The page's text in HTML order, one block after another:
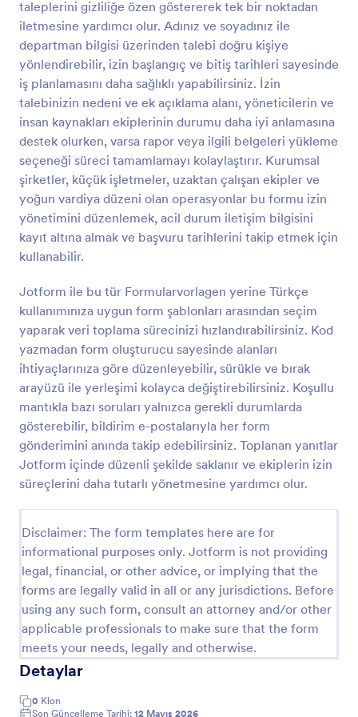
taleplerini gizliliğe özen göstererek tek bir noktadan
iletmesine yardımcı olur. Adınız ve soyadınız ile
departman bilgisi üzerinden talebi doğru kişiye
yönlendirebilir, izin başlangıç ve bitiş tarihleri sayesinde
iş planlamasını daha sağlıklı yapabilirsiniz. İzin
talebinizin nedeni ve ek açıklama alanı, yöneticilerin ve
insan kaynakları ekiplerinin durumu daha iyi anlamasına
destek olurken, varsa rapor veya ilgili belgeleri yükleme
seçeneği süreci tamamlamayı kolaylaştırır. Kurumsal
şirketler, küçük işletmeler, uzaktan çalışan ekipler ve
yoğun vardiya düzeni olan operasyonlar bu formu izin
yönetimini düzenlemek, acil durum iletişim bilgisini
kayıt altına almak ve başvuru tarihlerini takip etmek için
kullanabilir.
Jotform ile bu tür Formularvorlagen yerine Türkçe
kullanımınıza uygun form şablonları arasından seçim
yaparak veri toplama sürecinizi hızlandırabilirsiniz. Kod
yazmadan form oluşturucu sayesinde alanları
ihtiyaçlarınıza göre düzenleyebilir, sürükle ve bırak
arayüzü ile yerleşimi kolayca değiştirebilirsiniz. Koşullu
mantıkla bazı soruları yalnızca gerekli durumlarda
gösterebilir, bildirim e-postalarıyla her form
gönderimini anında takip edebilirsiniz. Toplanan yanıtlar
Jotform içinde düzenli şekilde saklanır ve ekiplerin izin
süreçlerini daha tutarlı yönetmesine yardımcı olur.
Disclaimer: The form templates here are for
informational purposes only. Jotform is not providing
legal, financial, or other advice, or implying that the
forms are legally valid in all or any jurisdictions. Before
using any such form, consult an attorney and/or other
applicable professionals to make sure that the form
meets your needs, legally and otherwise.
Detaylar
0 Klon
Son Güncelleme Tarihi: 12 Mayıs 2026
Önizleme
İzin Talebi Formu
Fazla Mesai Dışı İzin Talep Formu ile çalışanların
mesai dışı izin taleplerini online olarak toplayın,
yöneticilerin değerlendirme sürecini hızlandırın ve
Jotform ile veri toplama ile form yanıtlarını tek yerde
yönetin.
Go to Category:
İzin Talep Formları
Önizleme